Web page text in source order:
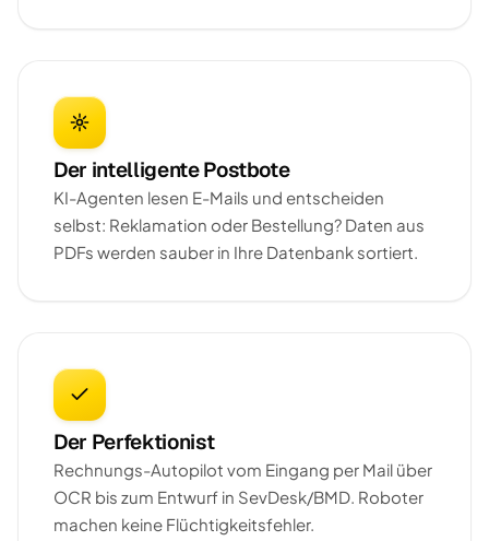
Der intelligente Postbote
KI-Agenten lesen E-Mails und entscheiden
selbst: Reklamation oder Bestellung? Daten aus
PDFs werden sauber in Ihre Datenbank sortiert.
Der Perfektionist
Rechnungs-Autopilot vom Eingang per Mail über
OCR bis zum Entwurf in SevDesk/BMD. Roboter
machen keine Flüchtigkeitsfehler.